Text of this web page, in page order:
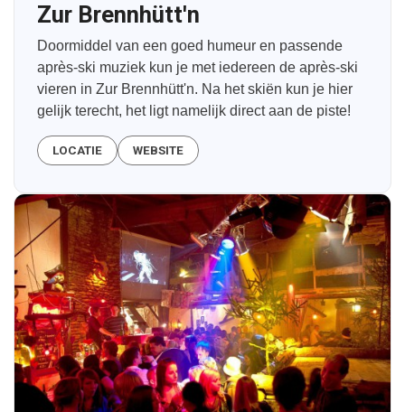
Zur Brennhütt'n
Doormiddel van een goed humeur en passende
après-ski muziek kun je met iedereen de après-ski
vieren in Zur Brennhütt'n. Na het skiën kun je hier
gelijk terecht, het ligt namelijk direct aan de piste!
LOCATIE WEBSITE